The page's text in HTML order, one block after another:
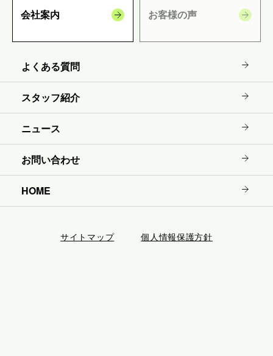
会社案内 お客様の声
よくある質問
スタッフ紹介
ニュース
お問い合わせ
HOME
サイトマップ 個人情報保護方針